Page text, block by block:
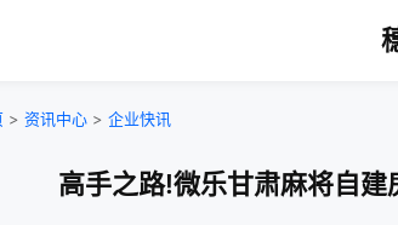
> 资讯中心 > 企业快讯
高手之路!微乐甘肃麻将自